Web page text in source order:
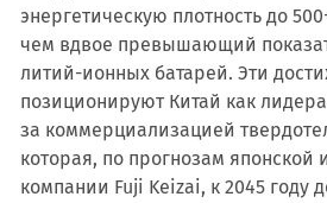
энергетическую плотность до
чем вдвое превышающий
литий-ионных батарей. Эти
позиционируют Китай как
за коммерциализацией
которая, по прогнозам японской
компании Fuji Keizai, к 2045 году